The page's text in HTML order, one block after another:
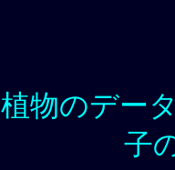
植物のデー
子